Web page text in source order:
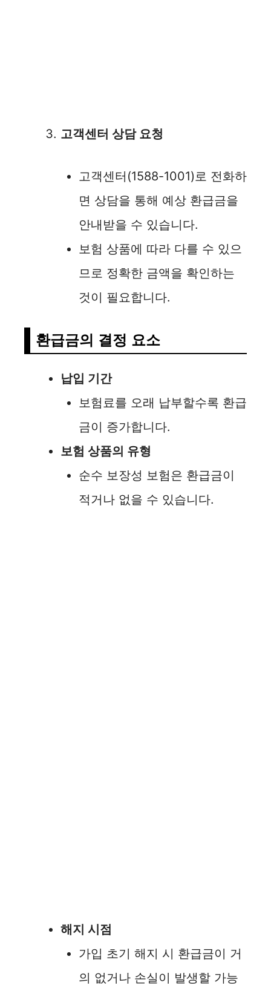
고객센터 상담 요청
고객센터(1588-1001)로 전화하
면 상담을 통해 예상 환급금을
안내받을 수 있습니다.
보험 상품에 따라 다를 수 있으
므로 정확한 금액을 확인하는
것이 필요합니다.
환급금의 결정 요소
납입 기간
보험료를 오래 납부할수록 환급
금이 증가합니다.
보험 상품의 유형
순수 보장성 보험은 환급금이
적거나 없을 수 있습니다.
해지 시점
가입 초기 해지 시 환급금이 거
의 없거나 손실이 발생할 가능